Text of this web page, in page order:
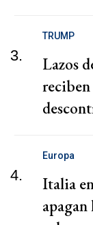
3.
TRUMP
Lazos
4.
Europa
Italia